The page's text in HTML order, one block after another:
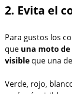
2. Evita el
Para gustos los
que una moto de
visible que una
Verde, rojo,